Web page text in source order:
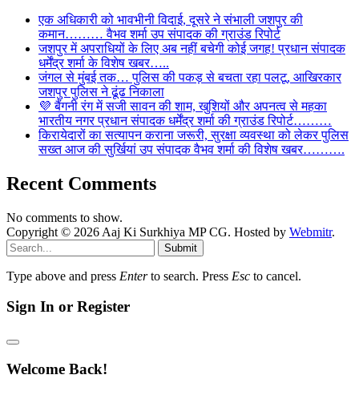
एक अधिकारी को भावभीनी विदाई, दूसरे ने संभाली जशपुर की
कमान……… वैभव शर्मा उप संपादक की ग्राउंड रिपोर्ट
जशपुर में अपराधियों के लिए अब नहीं बचेगी कोई जगह! प्रधान संपादक
धर्मेंद्र शर्मा के विशेष खबर…..
जंगल से मुंबई तक… पुलिस की पकड़ से बचता रहा पलटू, आखिरकार
जशपुर पुलिस ने ढूंढ निकाला
💜 बैंगनी रंग में सजी सावन की शाम, खुशियों और अपनत्व से महका
भारतीय नगर प्रधान संपादक धर्मेंद्र शर्मा की ग्राउंड रिपोर्ट………
किरायेदारों का सत्यापन कराना जरूरी, सुरक्षा व्यवस्था को लेकर पुलिस
सख्त आज की सुर्खियां उप संपादक वैभव शर्मा की विशेष खबर……….
Recent Comments
No comments to show.
Copyright © 2026 Aaj Ki Surkhiya MP CG. Hosted by Webmitr.
Submit
Type above and press Enterto search. Press Esc to cancel.
Sign In or Register
Welcome Back!